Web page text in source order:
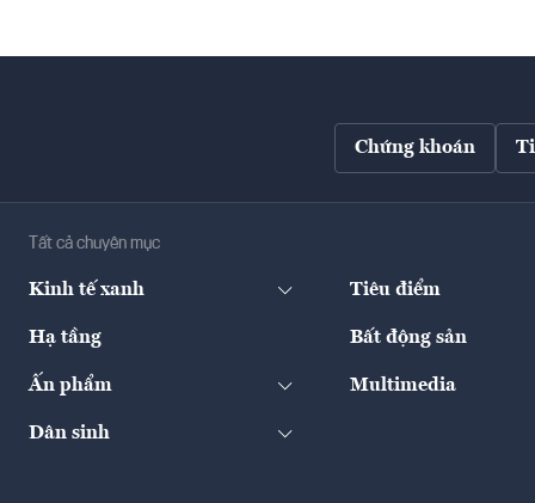
Chứng khoán
Tất cả chuyên mục
Kinh tế xanh Tiêu điểm
Hạ tầng Bất động sản
Ấn phẩm Multimedia
Dân sinh